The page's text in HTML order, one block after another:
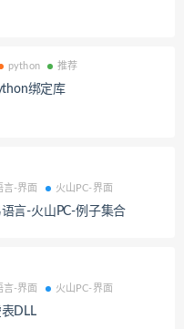
python 推荐
绑定库
言-界面 火山PC-界面
言-火山PC-例子集合
言-界面 火山PC-界面
DLL